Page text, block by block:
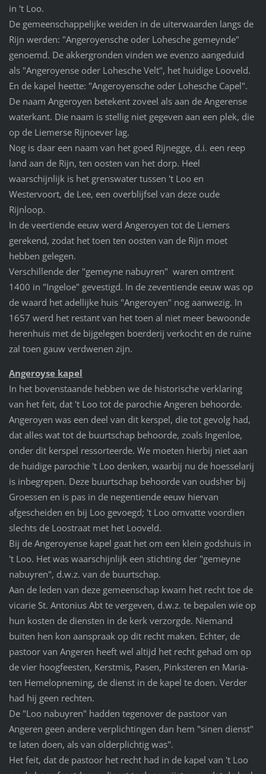
in 't Loo.
De gemeenschappelijke weiden in de uiterwaarden langs de
Rijn werden: "Angeroyensche oder Lohesche gemeynde"
genoemd. De akkergronden vinden we evenzo aangeduid
als "Angeroyense oder Lohesche Velt", het huidige Looveld.
En de kapel heette: "Angeroyensche oder Lohesche Capel".
De naam Angeroyen betekent zoveel als aan de Angerense
waterkant. Die naam is stellig niet gegeven aan een plek, die
op de Liemerse Rijnoever lag.
Nog is daar een naam van het goed Rijnegge, d.i. een reep
land aan de Rijn, ten oosten van het dorp. Heel
waarschijnlijk is het grenswater tussen 't Loo en
Westervoort, de Lee, een overblijfsel van deze oude
Rijnloop.
In de veertiende eeuw werd Angeroyen tot de Liemers
gerekend, zodat het toen ten oosten van de Rijn moet
hebben gelegen.
Verschillende der "gemeyne nabuyren" waren omtrent
1400 in "Ingeloe" gevestigd. In de zeventiende eeuw was op
de waard het adellijke huis "Angeroyen" nog aanwezig. In
1657 werd het restant van het toen al niet meer bewoonde
herenhuis met de bijgelegen boerderij verkocht en de ruïne
zal toen gauw verdwenen zijn.
Angeroyse kapel
In het bovenstaande hebben we de historische verklaring
van het feit, dat 't Loo tot de parochie Angeren behoorde.
Angeroyen was een deel van dit kerspel, die tot gevolg had,
dat alles wat tot de buurtschap behoorde, zoals Ingenloe,
onder dit kerspel ressorteerde. We moeten hierbij niet aan
de huidige parochie 't Loo denken, waarbij nu de hoesselarij
is inbegrepen. Deze buurtschap behoorde van oudsher bij
Groessen en is pas in de negentiende eeuw hiervan
afgescheiden en bij Loo gevoegd; 't Loo omvatte voordien
slechts de Loostraat met het Looveld.
Bij de Angeroyense kapel gaat het om een klein godshuis in
't Loo. Het was waarschijnlijk een stichting der "gemeyne
nabuyren", d.w.z. van de buurtschap.
Aan de leden van deze gemeenschap kwam het recht toe de
vicarie St. Antonius Abt te vergeven, d.w.z. te bepalen wie op
hun kosten de diensten in de kerk verzorgde. Niemand
buiten hen kon aanspraak op dit recht maken. Echter, de
pastoor van Angeren heeft wel altijd het recht gehad om op
de vier hoogfeesten, Kerstmis, Pasen, Pinksteren en Maria-
ten Hemelopneming, de dienst in de kapel te doen. Verder
had hij geen rechten.
De "Loo nabuyren" hadden tegenover de pastoor van
Angeren geen andere verplichtingen dan hem "sinen dienst"
te laten doen, als van olderplichtig was".
Het feit, dat de pastoor het recht had in de kapel van 't Loo